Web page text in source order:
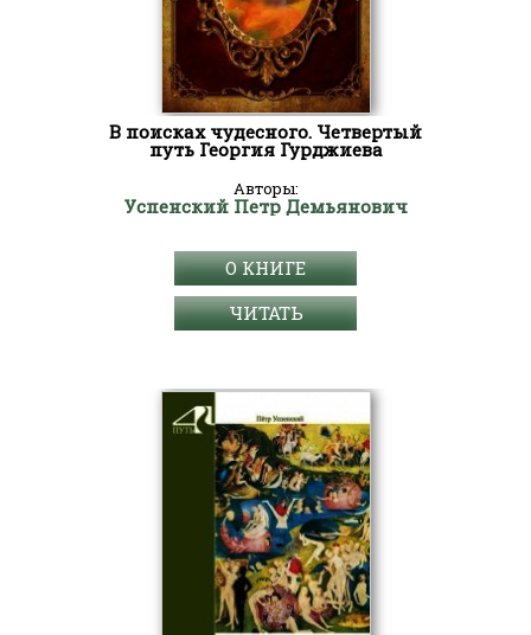
В поисках чудесного. Четвертый
путь Георгия Гурджиева
Авторы:
Успенский Петр Демьянович
О КНИГЕ
ЧИТАТЬ